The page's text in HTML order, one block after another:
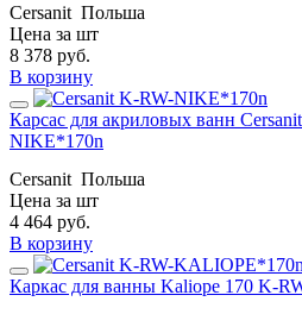
Cersanit Польша
Цена за шт
8 378 руб.
В корзину
Карсас для акриловых ванн
NIKE*170n
Cersanit Польша
Цена за шт
4 464 руб.
В корзину
Каркас для ванны Kaliope 170 K-